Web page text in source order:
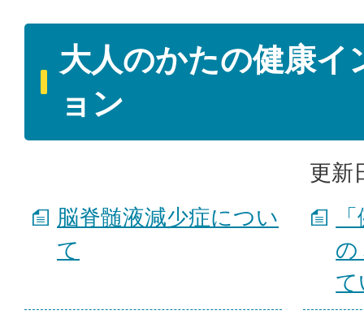
大人のかたの健康イ
ョン
更新
脳脊髄液減少症につい
て
の
て